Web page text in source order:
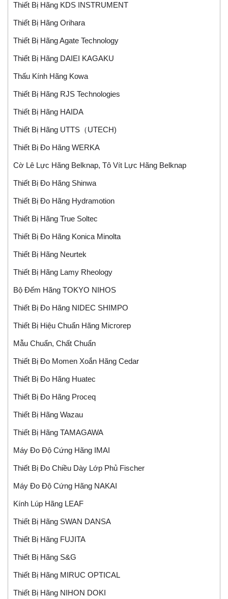
Thiết Bị Hãng KDS INSTRUMENT
Thiết Bị Hãng Orihara
Thiết Bị Hãng Agate Technology
Thiết Bị Hãng DAIEI KAGAKU
Thấu Kính Hãng Kowa
Thiết Bị Hãng RJS Technologies
Thiết Bị Hãng HAIDA
Thiết Bị Hãng UTTS（UTECH)
Thiết Bị Đo Hãng WERKA
Cờ Lê Lực Hãng Belknap, Tô Vít Lực Hãng Belknap
Thiết Bị Đo Hãng Shinwa
Thiết Bị Đo Hãng Hydramotion
Thiết Bị Hãng True Soltec
Thiết Bị Đo Hãng Konica Minolta
Thiết Bị Hãng Neurtek
Thiết Bị Hãng Lamy Rheology
Bộ Đếm Hãng TOKYO NIHOS
Thiết Bị Đo Hãng NIDEC SHIMPO
Thiết Bị Hiệu Chuẩn Hãng Microrep
Mẫu Chuẩn, Chất Chuẩn
Thiết Bị Đo Momen Xoắn Hãng Cedar
Thiết Bị Đo Hãng Huatec
Thiết Bị Đo Hãng Proceq
Thiết Bị Hãng Wazau
Thiết Bị Hãng TAMAGAWA
Máy Đo Độ Cứng Hãng IMAI
Thiết Bị Đo Chiều Dày Lớp Phủ Fischer
Máy Đo Độ Cứng Hãng NAKAI
Kính Lúp Hãng LEAF
Thiết Bị Hãng SWAN DANSA
Thiết Bị Hãng FUJITA
Thiết Bị Hãng S&G
Thiết Bị Hãng MIRUC OPTICAL
Thiết Bị Hãng NIHON DOKI